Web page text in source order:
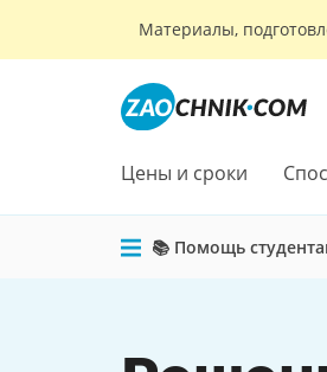
Материалы,
Цены и сроки
📚 Помощь